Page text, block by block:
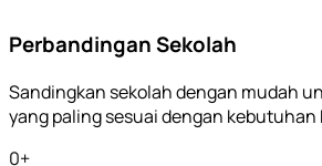
Perbandingan Sekolah
Sandingkan sekolah dengan mudah
yang paling sesuai dengan kebutuhan
0+